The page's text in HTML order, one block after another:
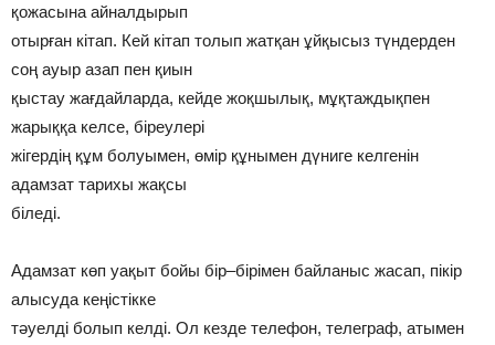
қожасына айналдырып
отырған кітап. Кей кітап толып жатқан ұйқысыз түндерден
соң ауыр азап пен қиын
қыстау жағдайларда, кейде жоқшылық, мұқтаждықпен
жарыққа келсе, біреулері
жігердің құм болуымен, өмір құнымен дүниге келгенін
адамзат тарихы жақсы
біледі.
Адамзат көп уақыт бойы бір–бірімен байланыс жасап, пікір
алысуда кеңістікке
тәуелді болып келді. Ол кезде телефон, телеграф, атымен